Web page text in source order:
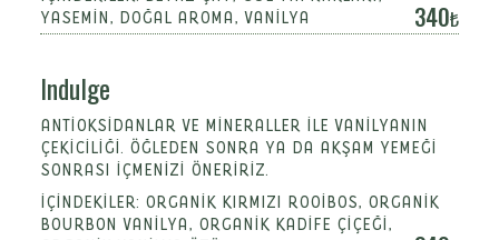
YASEMIN, DOĞAL AROMA, VANILYA
340
Indulge
ANTIOKSIDANLAR VE MINERALLER ILE VANILYANIN
ÇEKICILIĞI. ÖĞLEDEN SONRA YA DA AKŞAM YEMEĞI
SONRASI IÇMENIZI ÖNERIRIZ.
İÇINDEKILER: ORGANIK KIRMIZI ROOIBOS, ORGANIK
BOURBON VANILYA, ORGANIK KADIFE ÇIÇEĞI,